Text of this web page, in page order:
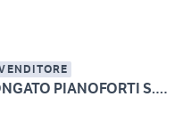
LONGATO PIANOFORTI S.R.L.